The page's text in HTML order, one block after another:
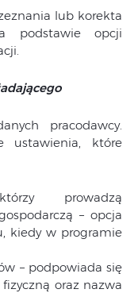
lub korekta
podstawie opcji
pracodawcy.
ustawienia, które
prowadzą
– opcja
kiedy w programie
– podpowiada się
oraz nazwa